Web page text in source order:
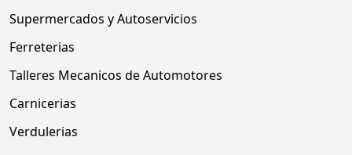
Supermercados y Autoservicios
Ferreterias
Talleres Mecanicos de Automotores
Carnicerias
Verdulerias